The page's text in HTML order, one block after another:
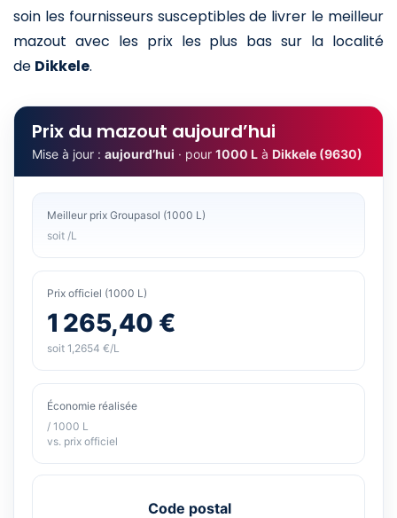
soin les fournisseurs susceptibles de livrer le meilleur
mazout avec les prix les plus bas sur la localité
de Dikkele.
Prix du mazout aujourd’hui
Mise à jour : aujourd’hui · pour 1000 L à Dikkele (9630)
Meilleur prix Groupasol (1000 L)
soit /L
Prix officiel (1000 L)
1 265,40 €
soit 1,2654 €/L
Économie réalisée
/ 1000 L
vs. prix officiel
Code postal